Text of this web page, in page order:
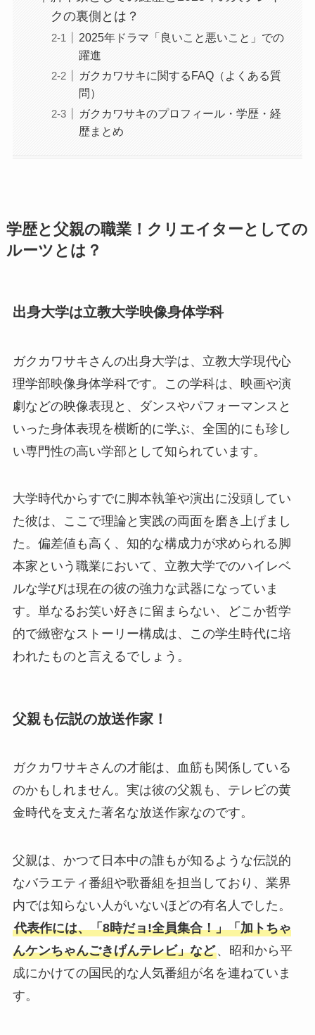
クの裏側とは？
2025年ドラマ「良いこと悪いこと」での
躍進
ガクカワサキに関するFAQ（よくある質
問）
ガクカワサキのプロフィール・学歴・経
歴まとめ
学歴と父親の職業！クリエイターとしての
ルーツとは？
出身大学は立教大学映像身体学科
ガクカワサキさんの出身大学は、立教大学現代心
理学部映像身体学科です。この学科は、映画や演
劇などの映像表現と、ダンスやパフォーマンスと
いった身体表現を横断的に学ぶ、全国的にも珍し
い専門性の高い学部として知られています。
大学時代からすでに脚本執筆や演出に没頭してい
た彼は、ここで理論と実践の両面を磨き上げまし
た。偏差値も高く、知的な構成力が求められる脚
本家という職業において、立教大学でのハイレベ
ルな学びは現在の彼の強力な武器になっていま
す。単なるお笑い好きに留まらない、どこか哲学
的で緻密なストーリー構成は、この学生時代に培
われたものと言えるでしょう。
父親も伝説の放送作家！
ガクカワサキさんの才能は、血筋も関係している
のかもしれません。実は彼の父親も、テレビの黄
金時代を支えた著名な放送作家なのです。
父親は、かつて日本中の誰もが知るような伝説的
なバラエティ番組や歌番組を担当しており、業界
内では知らない人がいないほどの有名人でした。
代表作には、「8時だョ!全員集合！」「加トちゃ
んケンちゃんごきげんテレビ」など、昭和から平
成にかけての国民的な人気番組が名を連ねていま
す。